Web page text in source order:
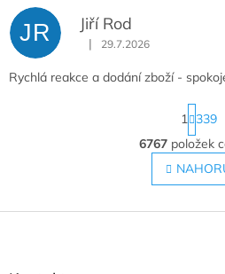
JR Jiří Rod
Hodnocení obchodu je 5
| 29.7.2026
Rychlá reakce a dodání zboží -
O
v
l
d
t
r
á
n
k
v
1 339
6767 položek
Z